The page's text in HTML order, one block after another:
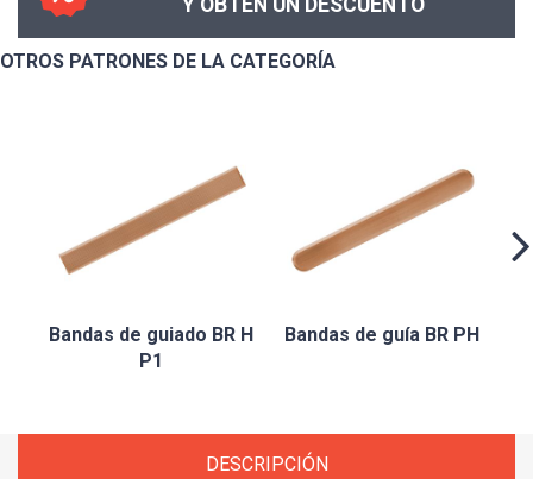
Y OBTÉN UN DESCUENTO
OTROS PATRONES DE LA CATEGORÍA
Bandas de guiado BR H
P1
Bandas de guía BR PH
DESCRIPCIÓN